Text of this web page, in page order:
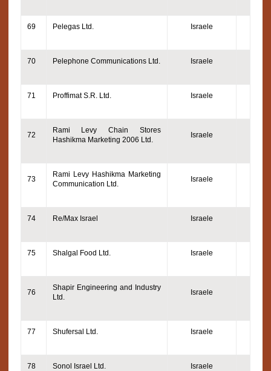
69 Pelegas Ltd. Israele
70 Pelephone Communications Ltd. Israele
71 Proffimat S.R. Ltd. Israele
72
Rami Levy Chain Stores
Hashikma Marketing 2006 Ltd.
Israele
73
Rami Levy Hashikma Marketing
Communication Ltd.
Israele
74 Re/Max Israel Israele
75 Shalgal Food Ltd. Israele
76
Shapir Engineering and Industry
Ltd.
Israele
77 Shufersal Ltd. Israele
78 Sonol Israel Ltd. Israele